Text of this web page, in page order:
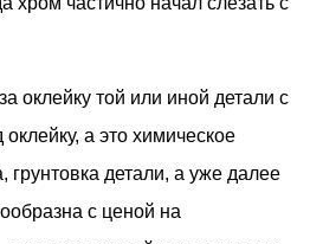
оклейку той или иной детали с
а это химическое
грунтовка детали, а уже далее
с ценой на